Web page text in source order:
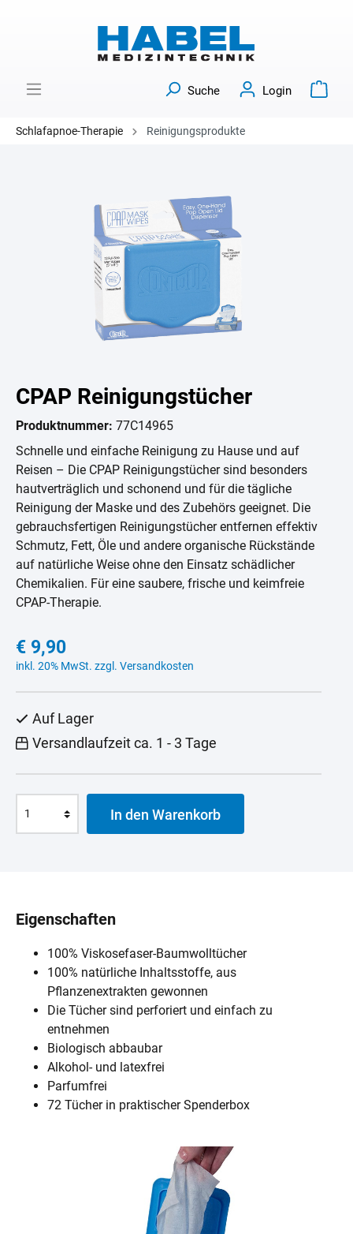
Suche Login
Schlafapnoe-Therapie Reinigungsprodukte
CPAP Reinigungstücher
Produktnummer: 77C14965
Schnelle und einfache Reinigung zu Hause und auf
Reisen – Die CPAP Reinigungstücher sind besonders
hautverträglich und schonend und für die tägliche
Reinigung der Maske und des Zubehörs geeignet. Die
gebrauchsfertigen Reinigungstücher entfernen effektiv
Schmutz, Fett, Öle und andere organische Rückstände
auf natürliche Weise ohne den Einsatz schädlicher
Chemikalien. Für eine saubere, frische und keimfreie
CPAP-Therapie.
€ 9,90
inkl. 20% MwSt. zzgl. Versandkosten
Auf Lager
Versandlaufzeit ca. 1 - 3 Tage
In den Warenkorb
Eigenschaften
100% Viskosefaser-Baumwolltücher
100% natürliche Inhaltsstoffe, aus
Pflanzenextrakten gewonnen
Die Tücher sind perforiert und einfach zu
entnehmen
Biologisch abbaubar
Alkohol- und latexfrei
Parfumfrei
72 Tücher in praktischer Spenderbox